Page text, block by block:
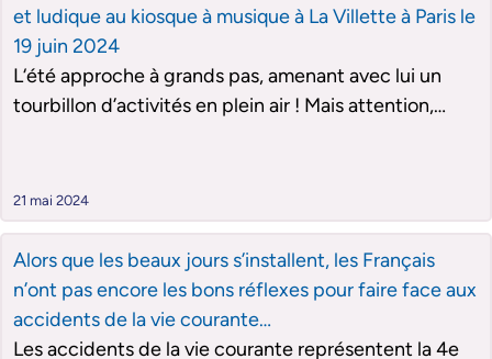
et ludique au kiosque à musique à La Villette à Paris le
19 juin 2024
L‘été approche à grands pas, amenant avec lui un
tourbillon d’activités en plein air ! Mais attention,
l’association de France Assureurs dédiée à la
prévention des risques du quotidien, se mobilise pour
sensibiliser le grand public. L’édition 2024 de la
journée Prev’Attitude s’adresse aux jeunes ados,
particulièrement audacieux. Au programme, 5 zones
d’expériences, des ateliers, des jeux, des
21 mai 2024
Alors que les beaux jours s’installent, les Français
n’ont pas encore les bons réflexes pour faire face aux
accidents de la vie courante…
Les accidents de la vie courante représentent la 4e